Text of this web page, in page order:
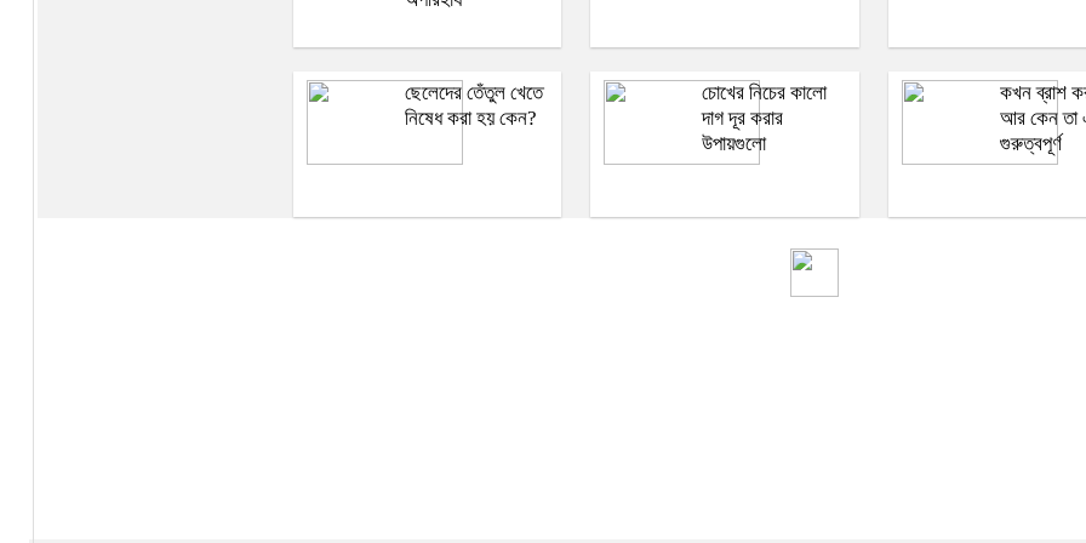
ছেলেদের তেঁতুল খেতে
নিষেধ করা হয় কেন?
চোখের নিচের কালো
দাগ দূর করার
উপায়গুলো
কখন ব্রাশ
আর কেন তা
গুরুত্বপূর্ণ